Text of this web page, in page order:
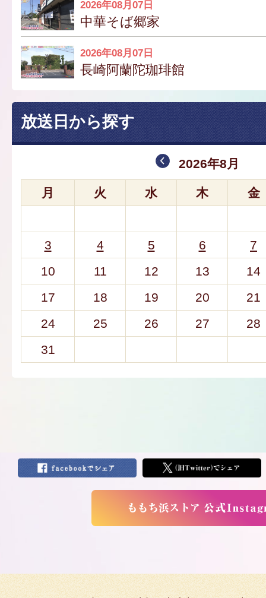
2026年08月07日
中華そば郷家
2026年08月07日
長崎阿蘭陀珈琲館
放送日から探す
2026年8月
月 火 水 木 金
3 4 5 6
7
10
11 12 13
14
17
18 19 20
21
24
25 26 27
28
31